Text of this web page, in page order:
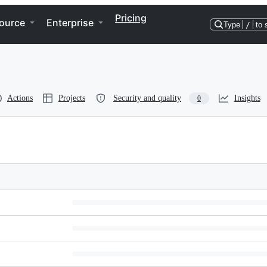
Enterprise Pricing
Type / to
Actions Projects Security and quality 0 Insights